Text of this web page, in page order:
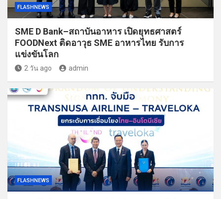
FLASHNEWS
SME D Bank–สถาบันอาหาร เปิดยุทธศาสตร์
FOODNext ติดอาวุธ SME อาหารไทย รับการ
แข่งขันโลก
2 วัน ago admin
FLASHNEWS